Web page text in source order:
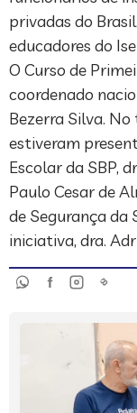
privadas do
educadores do
O Curso de
coordenado
Bezerra Silva.
estiveram
Escolar da SBP,
Paulo Cesar de
de Segurança da
iniciativa, dra.